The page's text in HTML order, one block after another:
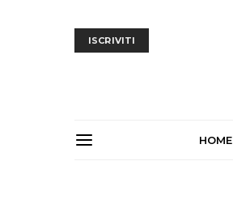
ISCRIVITI
HOME